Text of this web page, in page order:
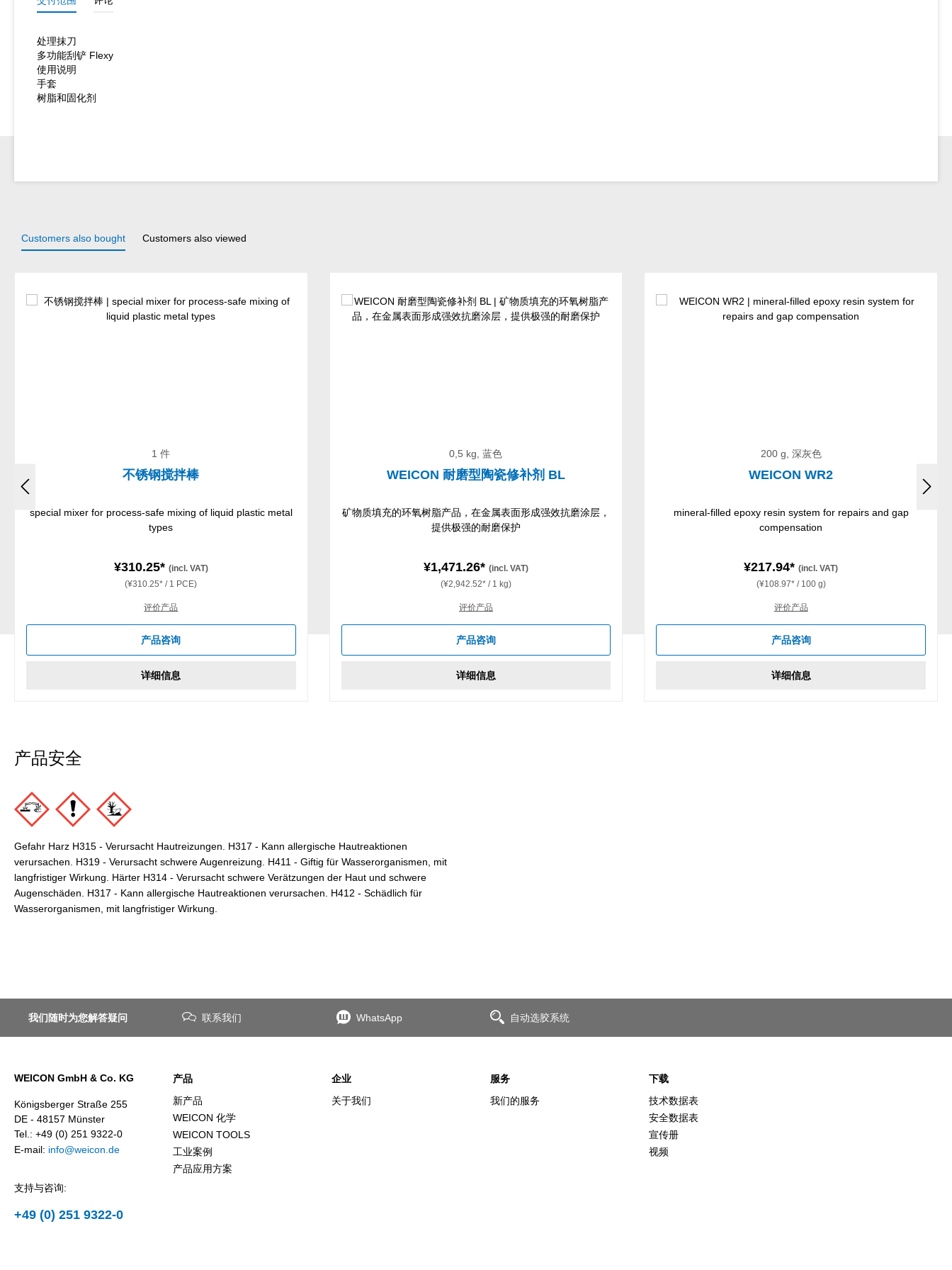
处理抹刀
多功能刮铲 Flexy
使用说明
手套
树脂和固化剂
Customers also bought Customers also viewed
1 件
不锈钢搅拌棒
special mixer for process-safe mixing of liquid plastic metal
types
¥310.25* (incl. VAT)
(¥310.25* / 1 PCE)
评价产品
产品咨询
详细信息
0,5 kg, 蓝色
WEICON 耐磨型陶瓷修补剂 BL
矿物质填充的环氧树脂产品，在金属表面形成强效抗磨涂层，
提供极强的耐磨保护
¥1,471.26* (incl. VAT)
(¥2,942.52* / 1 kg)
评价产品
产品咨询
详细信息
200 g, 深灰色
WEICON WR2
mineral-filled epoxy resin system for repairs and gap
compensation
¥217.94*(incl. VAT)
(¥108.97* / 100 g)
评价产品
产品咨询
详细信息
产品安全
Gefahr Harz H315 - Verursacht Hautreizungen. H317 - Kann allergische Hautreaktionen
verursachen. H319 - Verursacht schwere Augenreizung. H411 - Giftig für Wasserorganismen, mit
langfristiger Wirkung. Härter H314 - Verursacht schwere Verätzungen der Haut und schwere
Augenschäden. H317 - Kann allergische Hautreaktionen verursachen. H412 - Schädlich für
Wasserorganismen, mit langfristiger Wirkung.
我们随时为您解答疑问 联系我们 WhatsApp 自动选胶系统
WEICON GmbH & Co. KG
Königsberger Straße 255
DE - 48157 Münster
Tel.: +49 (0) 251 9322-0
E-mail: info@weicon.de
支持与咨询:
+49 (0) 251 9322-0
产品
新产品
WEICON 化学
WEICON TOOLS
工业案例
产品应用方案
企业
关于我们
服务
我们的服务
下载
技术数据表
安全数据表
宣传册
视频